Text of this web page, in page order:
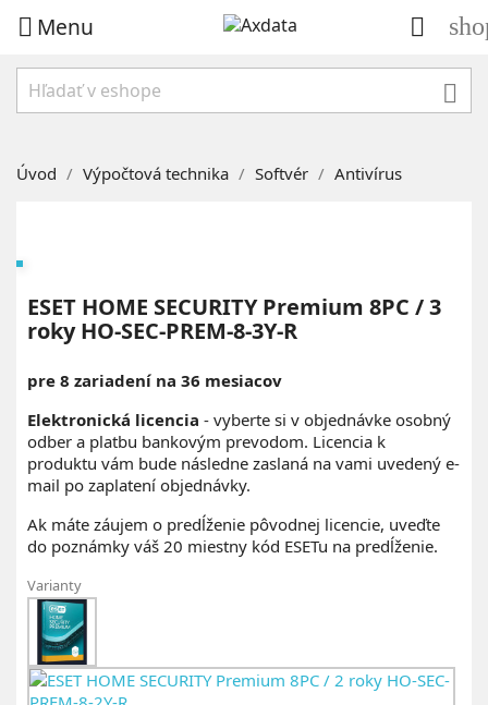
 Menu 

Úvod Výpočtová technika Softvér Antivírus
ESET HOME SECURITY Premium 8PC / 3
roky HO-SEC-PREM-8-3Y-R
pre 8 zariadení na 36 mesiacov
Elektronická licencia - vyberte si v objednávke osobný
odber a platbu bankovým prevodom. Licencia k
produktu vám bude následne zaslaná na vami uvedený e-
mail po zaplatení objednávky.
Ak máte záujem o predĺženie pôvodnej licencie, uveďte
do poznámky váš 20 miestny kód ESETu na predĺženie.
Varianty